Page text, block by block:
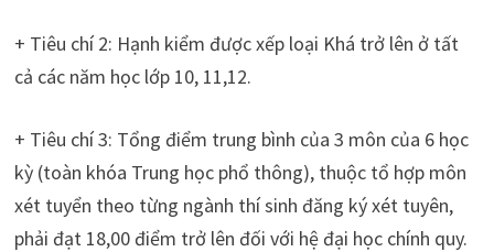
+ Tiêu chí 2: Hạnh kiểm được xếp loại Khá trở lên ở tất
cả các năm học lớp 10, 11,12.
+ Tiêu chí 3: Tổng điểm trung bình của 3 môn của 6 học
kỳ (toàn khóa Trung học phổ thông), thuộc tổ hợp môn
xét tuyển theo từng ngành thí sinh đăng ký xét tuyên,
phải đạt 18,00 điểm trở lên đối với hệ đại học chính quy.